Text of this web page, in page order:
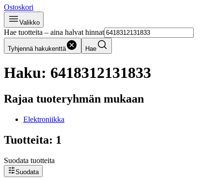
Ostoskori
Valikko
Hae tuotteita – aina halvat hinnat
Tyhjennä hakukenttä Hae
Haku: 6418312131833
Rajaa tuoteryhmän mukaan
Elektroniikka
Tuotteita: 1
Suodata tuotteita
Suodata